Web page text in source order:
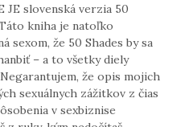
JE slovenská verzia 50
kniha je natoľko
sexom, že 50 Shades by sa
– a to všetky diely
že opis mojich
sexuálnych zážitkov z čias
v sexbiznise